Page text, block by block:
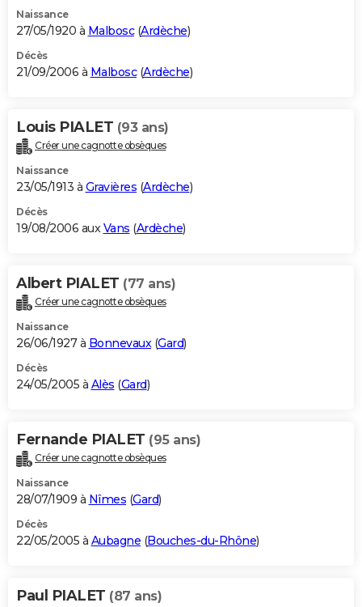
Naissance
27/05/1920 à Malbosc(Ardèche)
Décès
21/09/2006 à Malbosc(Ardèche)
Louis PIALET (93 ans)
Créer une cagnotte obsèques
Naissance
23/05/1913 à Gravières (Ardèche)
Décès
19/08/2006 auxVans (Ardèche)
Albert PIALET (77 ans)
Créer une cagnotte obsèques
Naissance
26/06/1927 à Bonnevaux(Gard)
Décès
24/05/2005 à Alès (Gard)
Fernande PIALET (95 ans)
Créer une cagnotte obsèques
Naissance
28/07/1909 à Nîmes (Gard)
Décès
22/05/2005 à Aubagne (Bouches-du-Rhône)
Paul PIALET (87 ans)